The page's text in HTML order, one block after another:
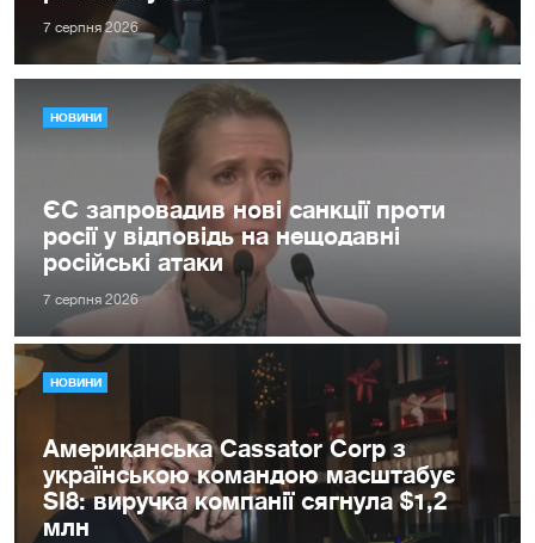
7 серпня 2026
НОВИНИ
ЄС запровадив нові санкції проти
росії у відповідь на нещодавні
російські атаки
7 серпня 2026
НОВИНИ
Американська Cassator Corp з
українською командою масштабує
SI8: виручка компанії сягнула $1,2
млн